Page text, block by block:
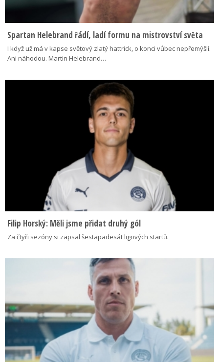
Spartan Helebrand řádí, ladí formu na mistrovství světa
I když už má v kapse světový zlatý hattrick, o konci vůbec nepřemýšlí.
Ani náhodou. Martin Helebrand…
Filip Horský: Měli jsme přidat druhý gól
Za čtyři sezóny si zapsal šestapadesát ligových startů.